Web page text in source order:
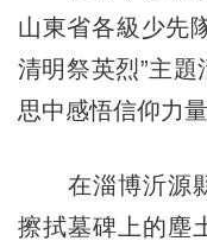
山東省各級少先
清明祭英烈”主
思中感悟信仰力
在淄博沂源縣
擦拭墓碑上的塵